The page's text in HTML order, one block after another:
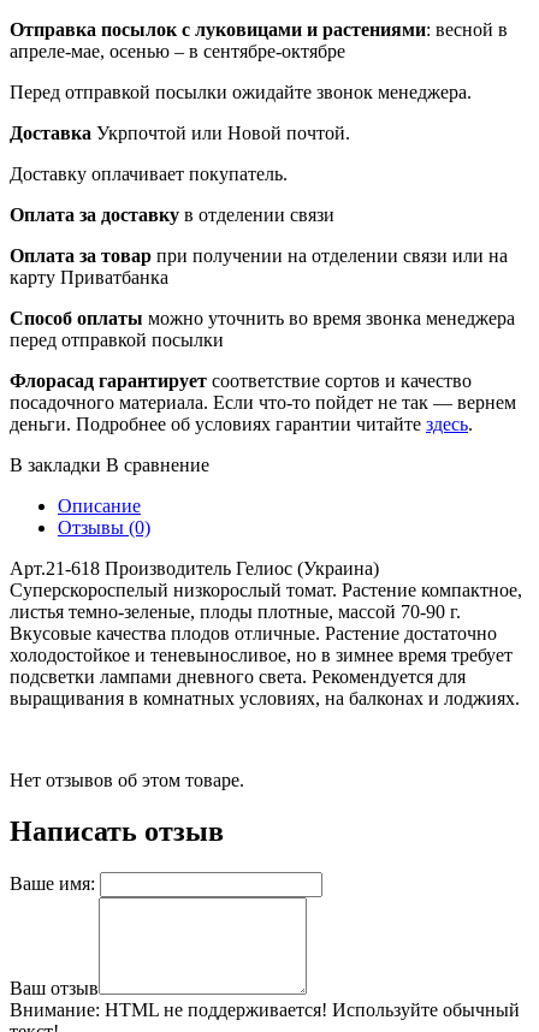
Отправка посылок с луковицами и растениями: весной в
апреле-мае, осенью – в сентябре-октябре
Перед отправкой посылки ожидайте звонок менеджера.
Доставка Укрпочтой или Новой почтой.
Доставку оплачивает покупатель.
Оплата за доставку в отделении связи
Оплата за товар при получении на отделении связи или на
карту Приватбанка
Способ оплаты можно уточнить во время звонка менеджера
перед отправкой посылки
Флорасад гарантирует соответствие сортов и качество
посадочного материала. Если что-то пойдет не так — вернем
деньги. Подробнее об условиях гарантии читайте здесь.
В закладки В сравнение
Описание
Отзывы (0)
Арт.21-618 Производитель Гелиос (Украина)
Суперскороспелый низкорослый томат. Растение компактное,
листья темно-зеленые, плоды плотные, массой 70-90 г.
Вкусовые качества плодов отличные. Растение достаточно
холодостойкое и теневыносливое, но в зимнее время требует
подсветки лампами дневного света. Рекомендуется для
выращивания в комнатных условиях, на балконах и лоджиях.
Нет отзывов об этом товаре.
Написать отзыв
Ваше имя:
Ваш отзыв
Внимание: HTML не поддерживается! Используйте обычный